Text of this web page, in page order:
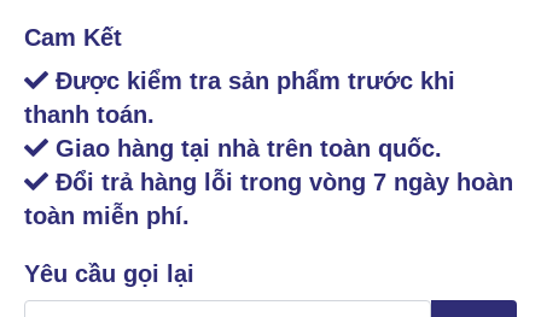
Cam Kết
Được kiểm tra sản phẩm trước khi
thanh toán.
Giao hàng tại nhà trên toàn quốc.
Đổi trả hàng lỗi trong vòng 7 ngày hoàn
toàn miễn phí.
Yêu cầu gọi lại